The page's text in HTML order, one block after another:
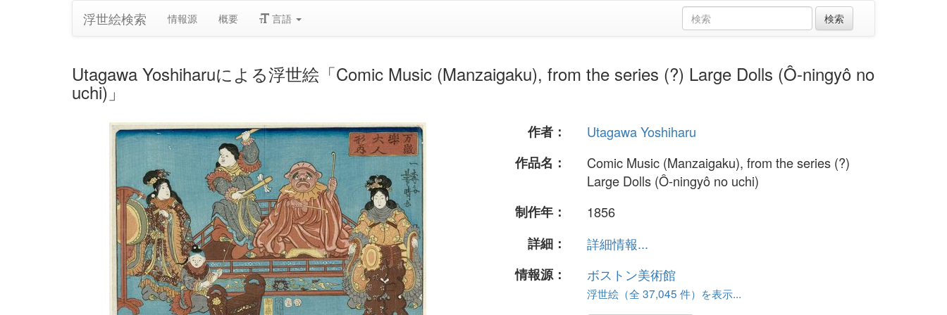
浮世絵検索 情報源 概要 言語
Utagawa Yoshiharuによる浮世絵「Comic Music (Manzaigaku), from the series (?) Large Dolls (Ô-ningyô no
uchi)」
作者：
Utagawa Yoshiharu
作品名：
Comic Music (Manzaigaku), from the series (?)
Large Dolls (Ô-ningyô no uchi)
制作年：
1856
詳細：
詳細情報...
情報源：
ボストン美術館
浮世絵（全 37,045 件）を表示...